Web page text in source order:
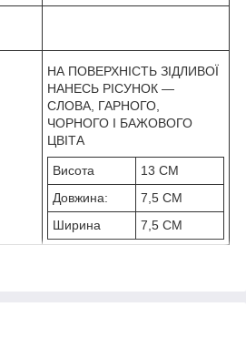
НА ПОВЕРХНІСТЬ ЗІДЛИВОЇ
НАНЕСЬ РІСУНОК —
СЛОВА, ГАРНОГО,
ЧОРНОГО І БАЖОВОГО
ЦВІТА
Висота
13 СМ
Довжина:
7,5 СМ
Ширина
7,5 СМ